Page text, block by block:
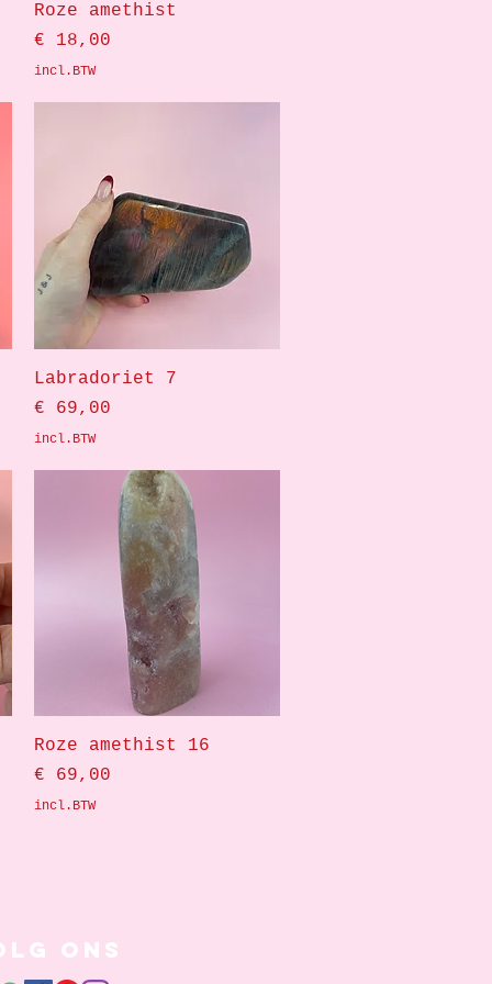
Snel overzicht
Roze amethist
Prijs
€ 18,00
incl.BTW
Snel overzicht
Labradoriet 7
Prijs
€ 69,00
incl.BTW
Snel overzicht
Roze amethist 16
Prijs
€ 69,00
incl.BTW
ons